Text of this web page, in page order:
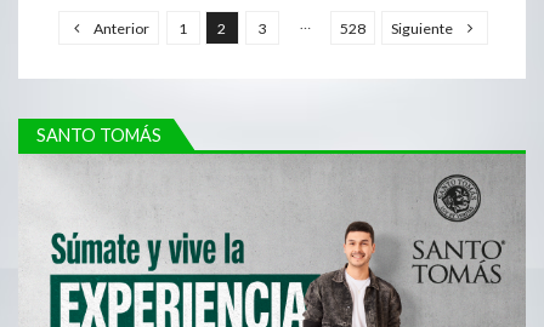
Anterior 1 2 3 528 Siguiente
SANTO TOMÁS